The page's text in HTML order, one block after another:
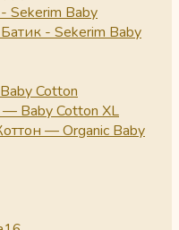
Baby
- Sekerim Baby
Cotton
Baby Cotton XL
— Organic Baby